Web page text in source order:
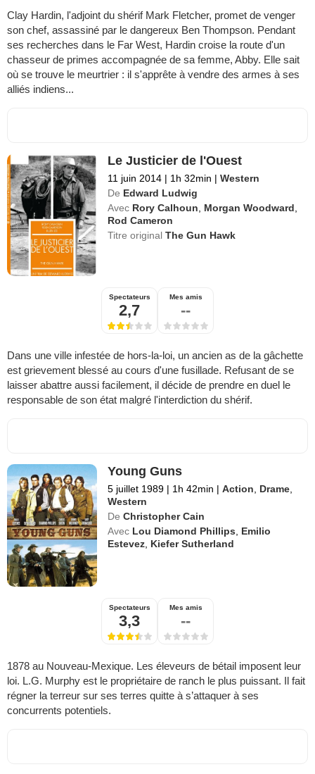
Clay Hardin, l'adjoint du shérif Mark Fletcher, promet de venger
son chef, assassiné par le dangereux Ben Thompson. Pendant
ses recherches dans le Far West, Hardin croise la route d'un
chasseur de primes accompagnée de sa femme, Abby. Elle sait
où se trouve le meurtrier : il s'apprête à vendre des armes à ses
alliés indiens...
Le Justicier de l'Ouest
11 juin 2014 | 1h 32min | Western
De Edward Ludwig
Avec Rory Calhoun Morgan Woodward
Rod Cameron
Titre originalThe Gun Hawk
Spectateurs
2,7
Mes amis
--
Dans une ville infestée de hors-la-loi, un ancien as de la gâchette
est grievement blessé au cours d'une fusillade. Refusant de se
laisser abattre aussi facilement, il décide de prendre en duel le
responsable de son état malgré l'interdiction du shérif.
Young Guns
5 juillet 1989 | 1h 42min | Action Drame
Western
De Christopher Cain
Avec Lou Diamond Phillips
Emilio
Estevez Kiefer Sutherland
Spectateurs
3,3
Mes amis
--
1878 au Nouveau-Mexique. Les éleveurs de bétail imposent leur
loi. L.G. Murphy est le propriétaire de ranch le plus puissant. Il fait
régner la terreur sur ses terres quitte à s’attaquer à ses
concurrents potentiels.